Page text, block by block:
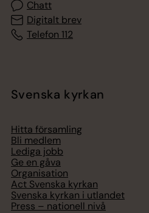
Chatt
Digitalt brev
Telefon 112
Svenska kyrkan
Hitta församling
Bli medlem
Lediga jobb
Ge en gåva
Organisation
Act Svenska kyrkan
Svenska kyrkan i utlandet
Press – nationell nivå